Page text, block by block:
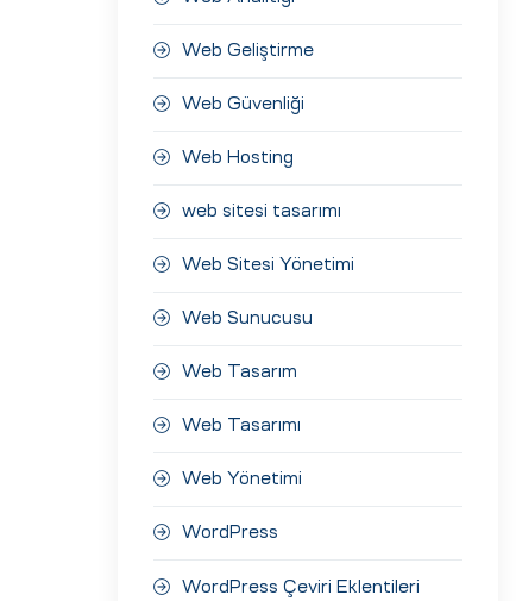
Web Geliştirme
Web Güvenliği
Web Hosting
web sitesi tasarımı
Web Sitesi Yönetimi
Web Sunucusu
Web Tasarım
Web Tasarımı
Web Yönetimi
WordPress
WordPress Çeviri Eklentileri